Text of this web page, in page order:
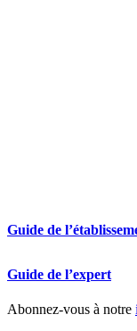
Guide de
Guide de l’expert
Abonnez-vous à notre